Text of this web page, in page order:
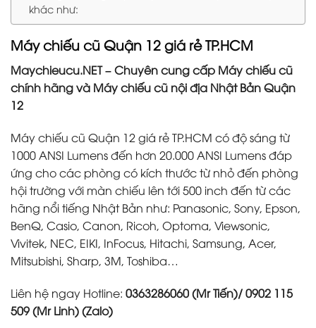
khác như:
Máy chiếu cũ Quận 12 giá rẻTP.HCM
Maychieucu.NET – Chuyên cung cấp Máy chiếu cũ
chính hãng và Máy chiếu cũ nội địa Nhật Bản Quận
12
Máy chiếu cũ Quận 12 giá rẻ TP.HCM có độ sáng từ
1000 ANSI Lumens đến hơn 20.000 ANSI Lumens đáp
ứng cho các phòng có kích thước từ nhỏ đến phòng
hội trường với màn chiếu lên tới 500 inch đến từ các
hãng nổi tiếng Nhật Bản như: Panasonic, Sony, Epson,
BenQ, Casio, Canon, Ricoh, Optoma, Viewsonic,
Vivitek, NEC, EIKI, InFocus, Hitachi, Samsung, Acer,
Mitsubishi, Sharp, 3M, Toshiba…
Liên hệ ngay Hotline: 0363286060 (Mr Tiến)/ 0902 115
509 (Mr Linh) (Zalo)